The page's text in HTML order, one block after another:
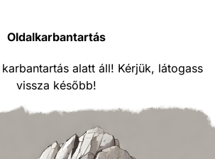
Oldalkarbantartás
alatt áll! Kérjük, látogass
vissza később!